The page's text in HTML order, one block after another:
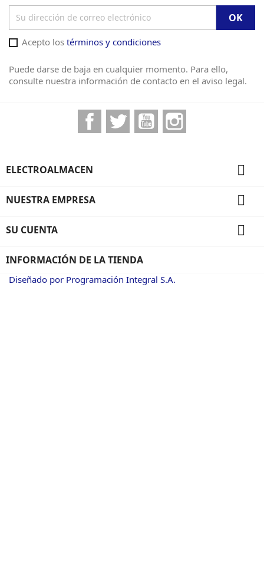
Acepto los términos y condiciones
Puede darse de baja en cualquier momento. Para ello,
consulte nuestra información de contacto en el aviso legal.
FacebookTwitter YouTube
ELECTROALMACEN 
NUESTRA EMPRESA 
SU CUENTA 
INFORMACIÓN DE LA TIENDA
Diseñado por Programación Integral S.A.